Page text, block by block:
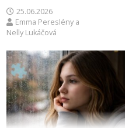
25.06.2026
Emma Pereslénya
Nelly Lukáčová